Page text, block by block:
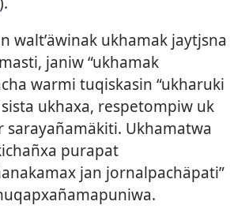
waltʼäwinak ukhamak jaytjsna
janiw “ukhamak
warmi tuqiskasin “ukharuki
sista ukhaxa, respetompiw uk
Ukhamatwa
purapat
jan jornalpachäpati”